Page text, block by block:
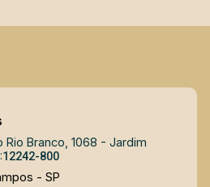
Rio Branco, 1068 - Jardim
12242-800
- SP